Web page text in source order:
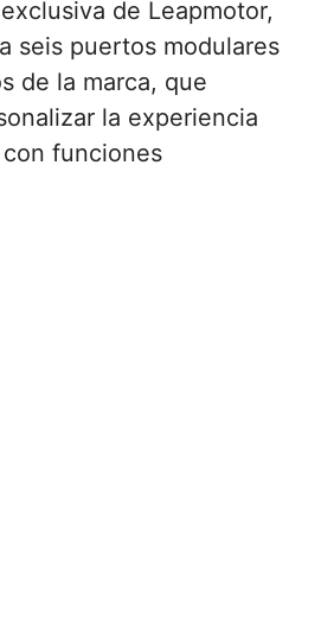
de Leapmotor,
seis puertos modulares
de la marca, que
la experiencia
funciones